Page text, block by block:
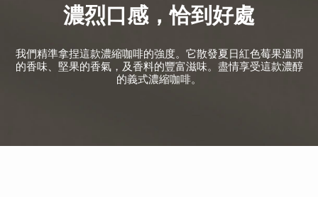
濃烈口感，恰到好處
我們精準拿捏這款濃縮咖啡的強度。它散發夏日紅色莓果溫潤
的香味、堅果的香氣，及香料的豐富滋味。盡情享受這款濃醇
的義式濃縮咖啡。